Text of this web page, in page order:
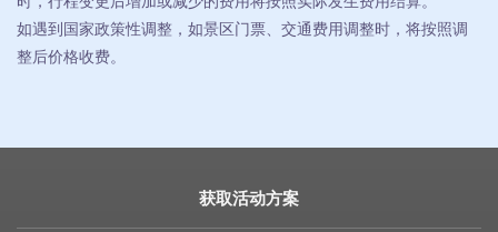
如遇到国家政策性调整，如景区门票、交通费用调整时，将按照调
整后价格收费。
获取活动方案